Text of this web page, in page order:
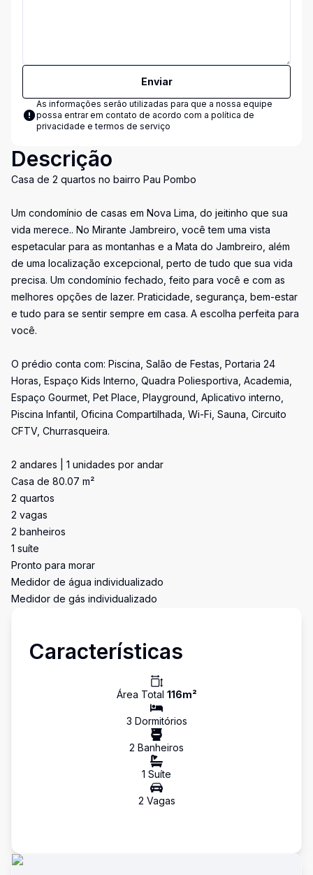
Enviar
As informações serão utilizadas para que a nossa equipe
possa entrar em contato de acordo com a política de
privacidade e termos de serviço
Descrição
Casa de 2 quartos no bairro Pau Pombo
Um condomínio de casas em Nova Lima, do jeitinho que sua
vida merece.. No Mirante Jambreiro, você tem uma vista
espetacular para as montanhas e a Mata do Jambreiro, além
de uma localização excepcional, perto de tudo que sua vida
precisa. Um condomínio fechado, feito para você e com as
melhores opções de lazer. Praticidade, segurança, bem-estar
e tudo para se sentir sempre em casa. A escolha perfeita para
você.
O prédio conta com: Piscina, Salão de Festas, Portaria 24
Horas, Espaço Kids Interno, Quadra Poliesportiva, Academia,
Espaço Gourmet, Pet Place, Playground, Aplicativo interno,
Piscina Infantil, Oficina Compartilhada, Wi-Fi, Sauna, Circuito
CFTV, Churrasqueira.
2 andares | 1 unidades por andar
Casa de 80.07 m²
2 quartos
2 vagas
2 banheiros
1 suíte
Pronto para morar
Medidor de água individualizado
Medidor de gás individualizado
Características
Área Total 116m²
3 Dormitórios
2 Banheiros
1 Suíte
2 Vagas